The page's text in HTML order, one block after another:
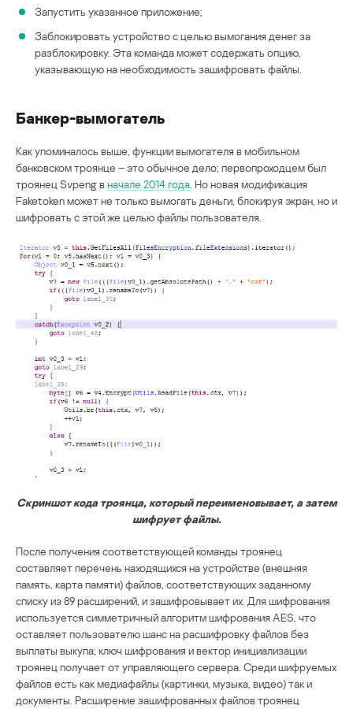
Запустить указанное приложение;
Заблокировать устройство с целью вымогания денег за
разблокировку. Эта команда может содержать опцию,
указывающую на необходимость зашифровать файлы.
Банкер-вымогатель
Как упоминалось выше, функции вымогателя в мобильном
банковском троянце – это обычное дело; первопроходцем был
троянец Svpeng вначале 2014 года. Но новая модификация
Faketoken может не только вымогать деньги, блокируя экран, но и
шифровать с этой же целью файлы пользователя.
Скриншот кода троянца, который переименовывает, а затем
шифрует файлы.
После получения соответствующей команды троянец
составляет перечень находящихся на устройстве (внешняя
память, карта памяти) файлов, соответствующих заданному
списку из 89 расширений, и зашифровывает их. Для шифрования
используется симметричный алгоритм шифрования AES, что
оставляет пользователю шанс на расшифровку файлов без
выплаты выкупа; ключ шифрования и вектор инициализации
троянец получает от управляющего сервера. Среди шифруемых
файлов есть как медиафайлы (картинки, музыка, видео) так и
документы. Расширение зашифрованных файлов троянец